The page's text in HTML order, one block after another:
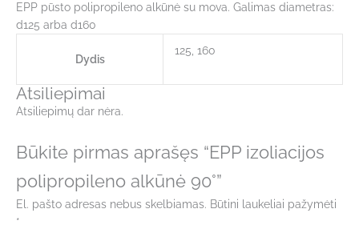
EPP pūsto polipropileno alkūnė su mova. Galimas diametras:
d125 arba d160
Dydis
125, 160
Atsiliepimai
Atsiliepimų dar nėra.
Būkite pirmas aprašęs “EPP izoliacijos
polipropileno alkūnė 90°”
El. pašto adresas nebus skelbiamas. Būtini laukeliai pažymėti
*